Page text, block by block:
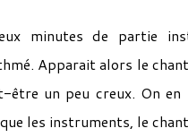
minutes de partie
Apparait alors le
un peu creux. On en
les instruments, le